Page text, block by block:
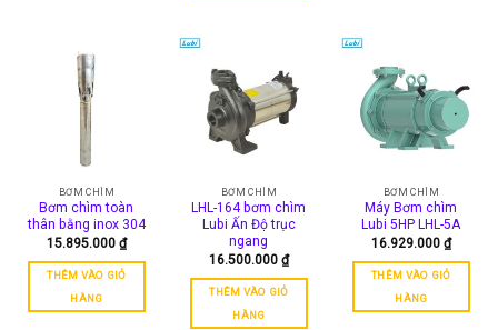
nhiều
biến
thể.
Các
chọn
có
thể
được
chọn
trên
trang
BƠM CHÌM
Bơm chìm toàn
thân bằng inox 304
15.895.000 ₫
THÊM VÀO GIỎ
HÀNG
BƠM CHÌM
LHL-164 bơm chìm
Lubi Ấn Độ trục
ngang
16.500.000 ₫
THÊM VÀO GIỎ
HÀNG
BƠM CHÌM
Máy Bơm chìm
Lubi 5HP LHL-5A
16.929.000 ₫
THÊM VÀO GIỎ
HÀNG